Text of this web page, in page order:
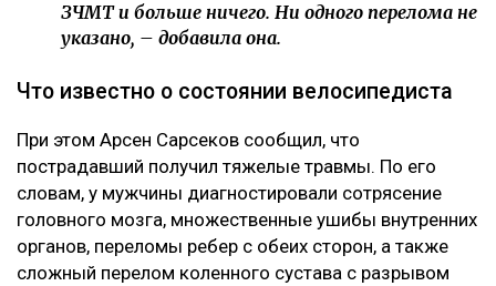
ЗЧМТ и больше ничего. Ни одного перелома не
указано, – добавила она.
Что известно о состоянии велосипедиста
При этом Арсен Сарсеков сообщил, что
пострадавший получил тяжелые травмы. По его
словам, у мужчины диагностировали сотрясение
головного мозга, множественные ушибы внутренних
органов, переломы ребер с обеих сторон, а также
сложный перелом коленного сустава с разрывом